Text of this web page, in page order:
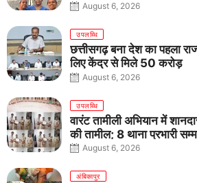
August 6, 2026
उपलब्धि
छत्तीसगढ़ बना देश का पहला
लिए केंद्र से मिले 50 करोड़
August 6, 2026
उपलब्धि
वारंट तामीली अभियान में
की तामील; 8 थाना प्रभारी
August 6, 2026
अंबिकापुर